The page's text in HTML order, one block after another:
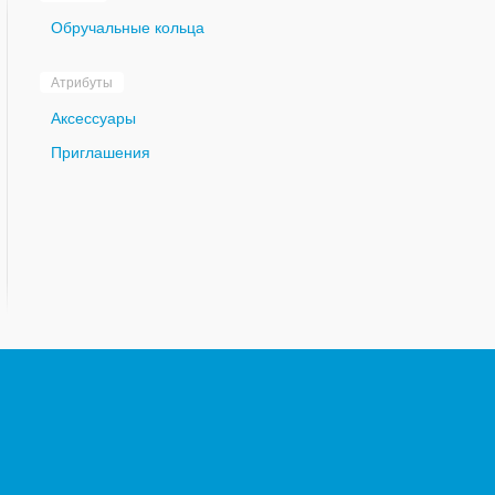
Обручальные кольца
Атрибуты
Аксессуары
Приглашения